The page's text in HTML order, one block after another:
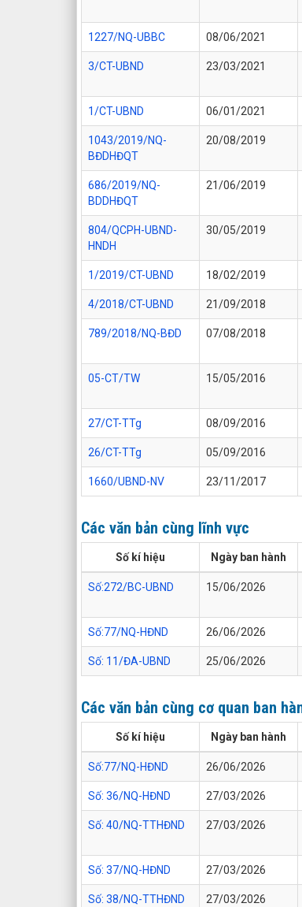
1227/NQ-UBBC 08/06/2021
3/CT-UBND 23/03/2021
1/CT-UBND 06/01/2021
1043/2019/NQ-
BĐDHĐQT
20/08/2019
686/2019/NQ-
BDDHĐQT
21/06/2019
804/QCPH-UBND-
HNDH
30/05/2019
1/2019/CT-UBND 18/02/2019
4/2018/CT-UBND 21/09/2018
789/2018/NQ-BĐD 07/08/2018
05-CT/TW 15/05/2016
27/CT-TTg 08/09/2016
26/CT-TTg 05/09/2016
1660/UBND-NV 23/11/2017
Các văn bản cùng lĩnh vực
Số kí hiệu Ngày ban hành
Số:272/BC-UBND 15/06/2026
Số:77/NQ-HĐND 26/06/2026
Số: 11/ĐA-UBND 25/06/2026
Các văn bản cùng cơ quan ban
Số kí hiệu Ngày ban hành
Số:77/NQ-HĐND 26/06/2026
Số: 36/NQ-HĐND 27/03/2026
Số: 40/NQ-TTHĐND 27/03/2026
Số: 37/NQ-HĐND 27/03/2026
Số: 38/NQ-TTHĐND 27/03/2026